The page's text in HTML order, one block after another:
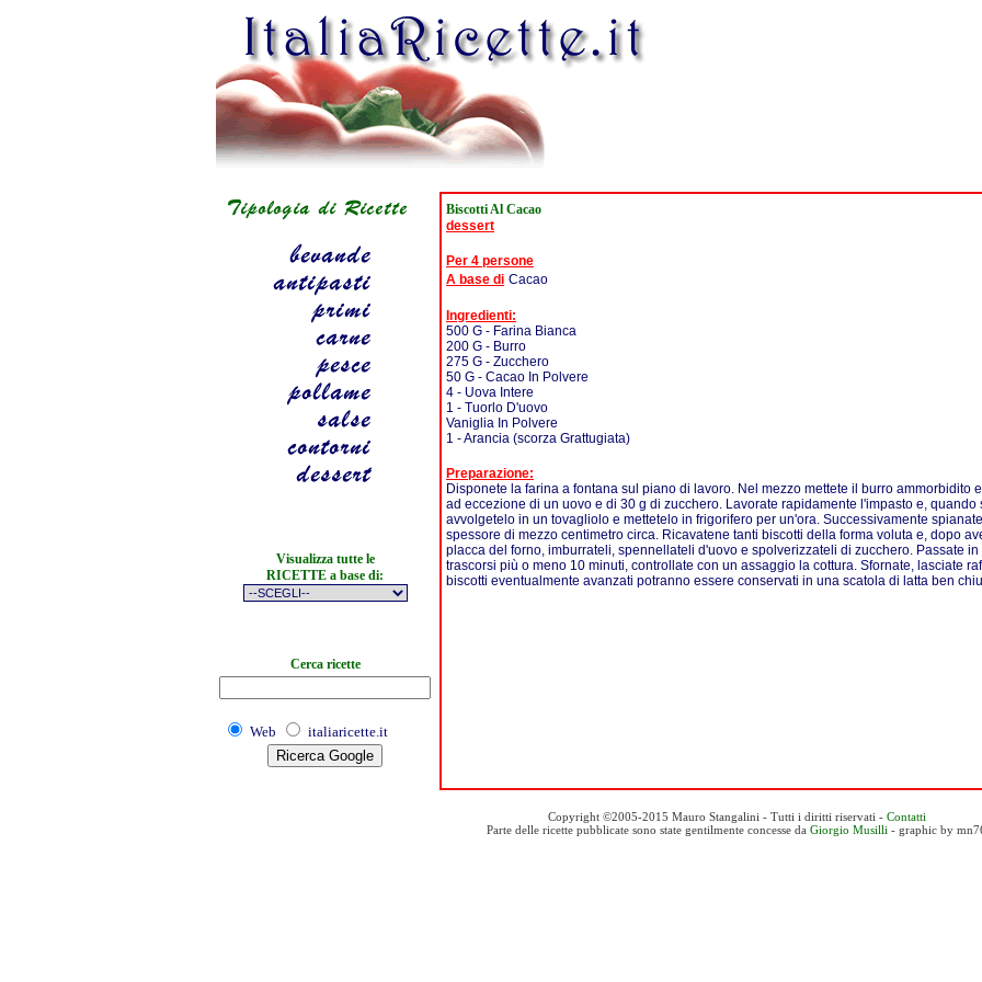
Visualizza tutte le
RICETTE a base di:
Cerca ricette
Web italiaricette.it
Biscotti Al Cacao
dessert
Per 4 persone
A base di Cacao
Ingredienti:
500 G - Farina Bianca
200 G - Burro
275 G - Zucchero
50 G - Cacao In Polvere
4 - Uova Intere
1 - Tuorlo D'uovo
Vaniglia In Polvere
1 - Arancia (scorza Grattugiata)
Preparazione:
Disponete la farina a fontana sul piano di lavoro. Nel mezzo mettete il burro ammorbidito
ad eccezione di un uovo e di 30 g di zucchero. Lavorate rapidamente l'impasto e, quando
avvolgetelo in un tovagliolo e mettetelo in frigorifero per un'ora. Successivamente
spessore di mezzo centimetro circa. Ricavatene tanti biscotti della forma voluta e, dopo
placca del forno, imburrateli, spennellateli d'uovo e spolverizzateli di zucchero. Passate
trascorsi più o meno 10 minuti, controllate con un assaggio la cottura. Sfornate, lasciate
biscotti eventualmente avanzati potranno essere conservati in una scatola di latta ben
Copyright ©2005-2015 Mauro Stangalini - Tutti i diritti riservati - Contatti
Parte delle ricette pubblicate sono state gentilmente concesse da Giorgio Musilli - graphic by